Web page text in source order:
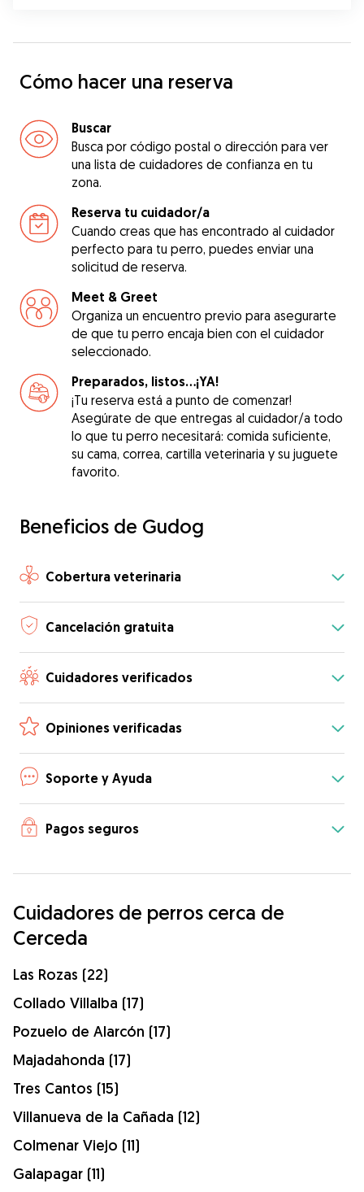
Cómo hacer una reserva
Buscar
Busca por código postal o dirección para ver
una lista de cuidadores de confianza en tu
zona.
Reserva tu cuidador/a
Cuando creas que has encontrado al cuidador
perfecto para tu perro, puedes enviar una
solicitud de reserva.
Meet & Greet
Organiza un encuentro previo para asegurarte
de que tu perro encaja bien con el cuidador
seleccionado.
Preparados, listos...¡YA!
¡Tu reserva está a punto de comenzar!
Asegúrate de que entregas al cuidador/a todo
lo que tu perro necesitará: comida suficiente,
su cama, correa, cartilla veterinaria y su juguete
favorito.
Beneficios de Gudog
Cobertura veterinaria
Cancelación gratuita
Cuidadores verificados
Opiniones verificadas
Soporte y Ayuda
Pagos seguros
Cuidadores de perros cerca de
Cerceda
Las Rozas (22)
Collado Villalba (17)
Pozuelo de Alarcón (17)
Majadahonda (17)
Tres Cantos (15)
Villanueva de la Cañada (12)
Colmenar Viejo (11)
Galapagar (11)